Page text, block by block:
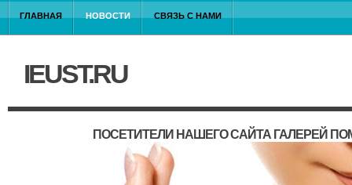
ГЛАВНАЯ НОВОСТИ СВЯЗЬ С НАМИ
IEUST.RU
ПОСЕТИТЕЛИ НАШЕГО САЙТА ГАЛЕРЕЙ